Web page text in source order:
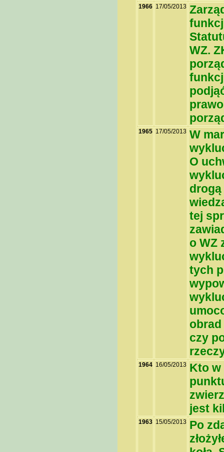
1966 17/05/2013
WZ.
1965 17/05/2013 W
O
tej
o WZ
tych
czy
1964 16/05/2013 Kto w
jest
1963 15/05/2013 Po